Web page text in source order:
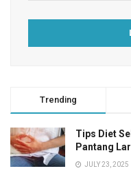
Trending
Tips Diet
Pantang
JULY 23, 2025